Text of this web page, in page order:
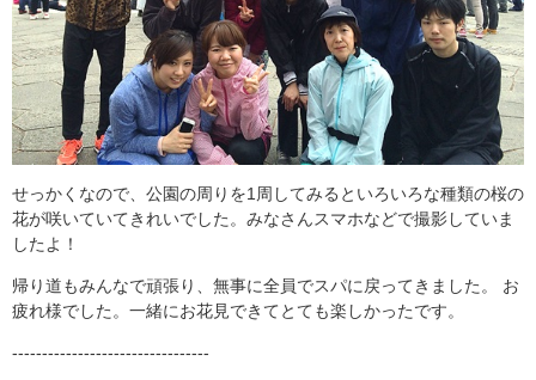
せっかくなので、公園の周りを1周してみるといろいろな種類の桜の
花が咲いていてきれいでした。みなさんスマホなどで撮影していま
したよ！
帰り道もみんなで頑張り、無事に全員でスパに戻ってきました。 お
疲れ様でした。一緒にお花見できてとても楽しかったです。
---------------------------------